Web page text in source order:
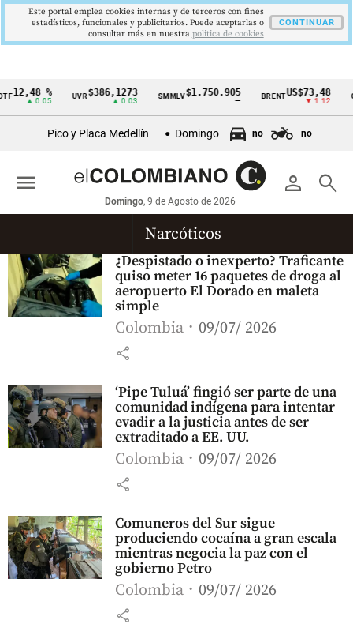
Cintillo
económicos
Colombia
12,48 %
▲ 0.05
UVR$386,1273
▲ 0.03
SMMLV $1.750.905 BRENTUS$73,48
▼ 1.12
Pico y Placa Medellín Domingo no no
person search
Domingo, 9 de Agosto de 2026
menu
Narcóticos
¿Despistado o inexperto? Traficante
quiso meter 16 paquetes de droga al
aeropuerto El Dorado en maleta
simple
Colombia 09/07/ 2026
share
‘Pipe Tuluá’ fingió ser parte de una
comunidad indígena para intentar
evadir a la justicia antes de ser
extraditado a EE. UU.
Colombia 09/07/ 2026
share
Comuneros del Sur sigue
produciendo cocaína a gran escala
mientras negocia la paz con el
gobierno Petro
Colombia 09/07/ 2026
share
Este portal emplea cookies internas y de terceros con fines
estadísticos, funcionales y publicitarios. Puede aceptarlas o
consultar más en nuestra politica de cookies
CONTINUAR